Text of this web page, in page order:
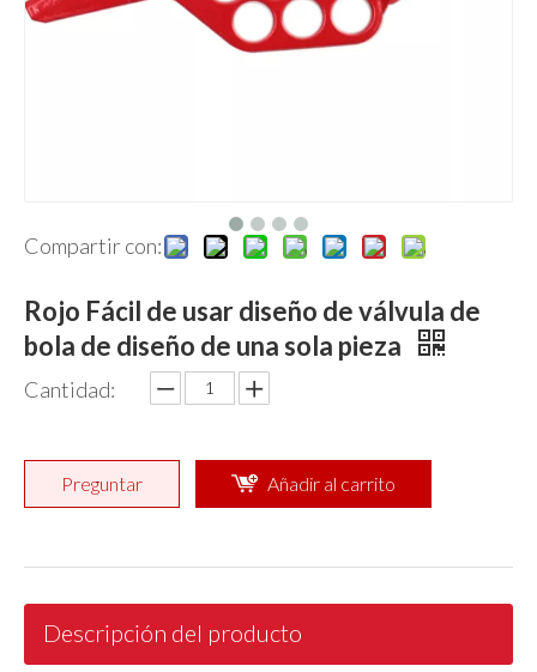
Compartir con:
Rojo Fácil de usar diseño de válvula de
bola de diseño de una sola pieza
Cantidad:
Preguntar Añadir al carrito
Descripción del producto